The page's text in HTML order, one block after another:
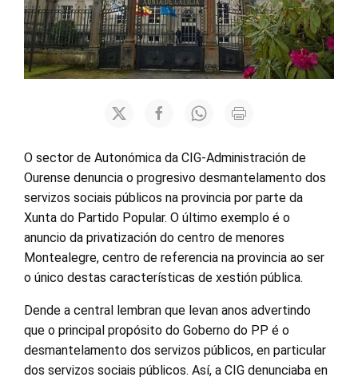
O sector de Autonómica da CIG-Administración de
Ourense denuncia o progresivo desmantelamento dos
servizos sociais públicos na provincia por parte da
Xunta do Partido Popular. O último exemplo é o
anuncio da privatización do centro de menores
Montealegre, centro de referencia na provincia ao ser
o único destas características de xestión pública.
Dende a central lembran que levan anos advertindo
que o principal propósito do Goberno do PP é o
desmantelamento dos servizos públicos, en particular
dos servizos sociais públicos. Así, a CIG denunciaba en